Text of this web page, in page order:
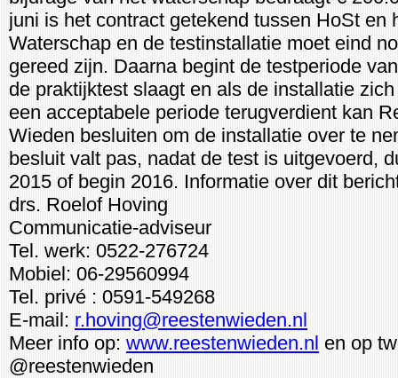
juni is het contract getekend tussen HoSt en
Waterschap en de testinstallatie moet eind
gereed zijn. Daarna begint de testperiode
de praktijktest slaagt en als de installatie
een acceptabele periode terugverdient kan
Wieden besluiten om de installatie over te
besluit valt pas, nadat de test is uitgevoerd,
2015 of begin 2016. Informatie over dit
drs. Roelof Hoving
Communicatie-adviseur
Tel. werk: 0522-276724
Mobiel: 06-29560994
Tel. privé : 0591-549268
E-mail: r.hoving@reestenwieden.nl
Meer info op: www.reestenwieden.nl en op
@reestenwieden